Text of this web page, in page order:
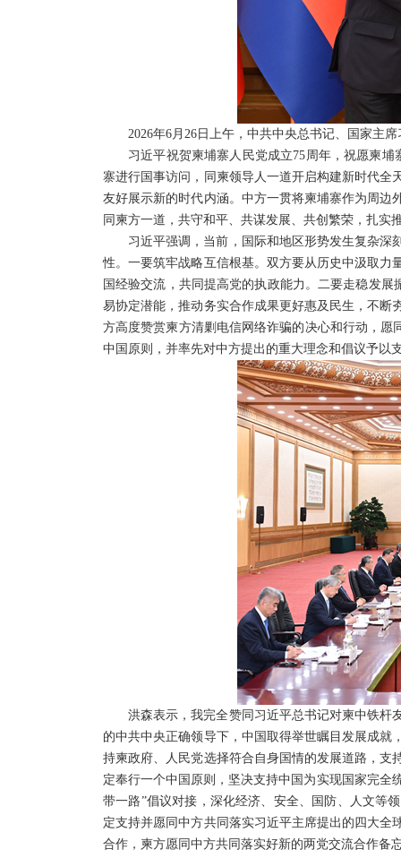
2026年6月26日上午，中共中央总书记、国家主
习近平祝贺柬埔寨人民党成立75周年，祝愿柬
寨进行国事访问，同柬领导人一道开启构建新时代
友好展示新的时代内涵。中方一贯将柬埔寨作为周
同柬方一道，共守和平、共谋发展、共创繁荣，扎
习近平强调，当前，国际和地区形势发生复杂
性。一要筑牢战略互信根基。双方要从历史中汲取
国经验交流，共同提高党的执政能力。二要走稳发
易协定潜能，推动务实合作成果更好惠及民生，不
方高度赞赏柬方清剿电信网络诈骗的决心和行动，愿
中国原则，并率先对中方提出的重大理念和倡议予以
洪森表示，我完全赞同习近平总书记对柬中铁杆
的中共中央正确领导下，中国取得举世瞩目发展成
持柬政府、人民党选择符合自身国情的发展道路，
定奉行一个中国原则，坚决支持中国为实现国家完全
带一路”倡议对接，深化经济、安全、国防、人文等
定支持并愿同中方共同落实习近平主席提出的四大
合作，柬方愿同中方共同落实好新的两党交流合作备